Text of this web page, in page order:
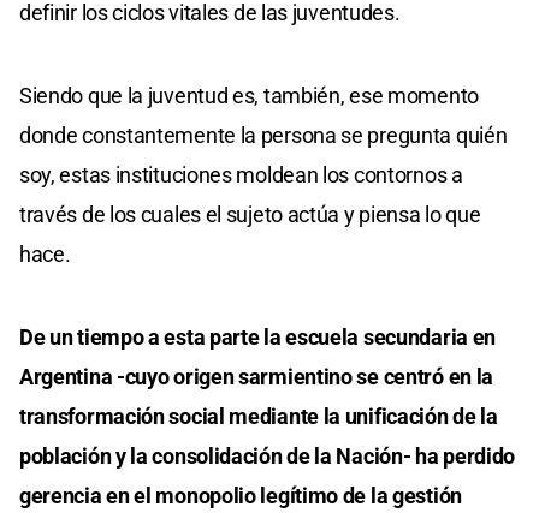
definir los ciclos vitales de las juventudes.
Siendo que la juventud es, también, ese momento
donde constantemente la persona se pregunta quién
soy, estas instituciones moldean los contornos a
través de los cuales el sujeto actúa y piensa lo que
hace.
De un tiempo a esta parte la escuela secundaria en
Argentina -cuyo origen sarmientino se centró en la
transformación social mediante la unificación de la
población y la consolidación de la Nación- ha perdido
gerencia en el monopolio legítimo de la gestión